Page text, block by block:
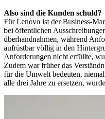
Also sind die Kunden schuld?
Für Lenovo ist der Business-
bei öffentlichen
überhandnahmen, während
aufrüstbar völlig in den
Anforderungen nicht erfüllte,
Zudem war früher das
für die Umwelt bedeuten,
alle drei Jahre zu ersetzen,